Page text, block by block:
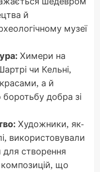
й
музеї
Химери на
чи Кельні,
а й
добра зі
Художники, як-
використовували
для створення
що